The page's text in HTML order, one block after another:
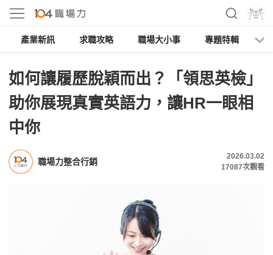
產業新訊 求職攻略 職場大小事 專題特輯
如何讓履歷脫穎而出？「領思英檢」
助你展現真實英語力，讓HR一眼相
中你
職場力整合行銷
2026.03.02
17087次觀看